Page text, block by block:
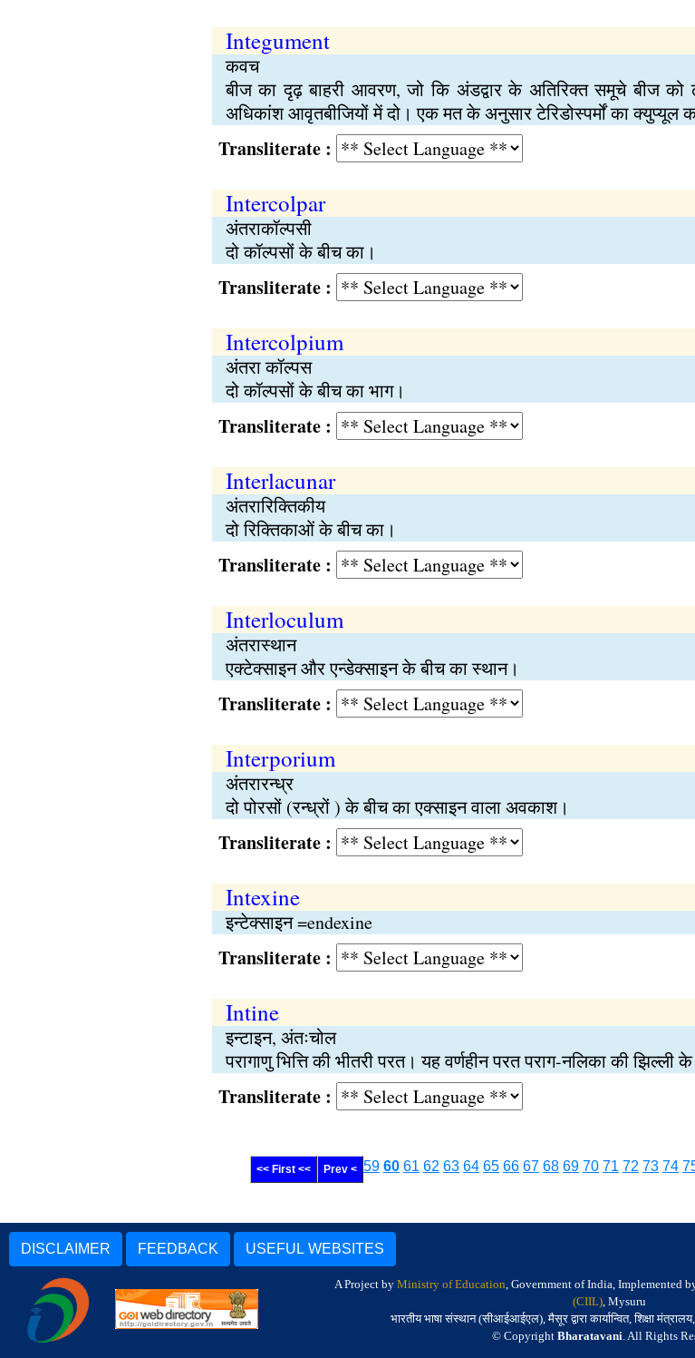
Integument
कवच
बीज का दृढ़ बाहरी आवरण, जो कि अंडद्वार के अतिरिक्त समूचे बीज
अधिकांश आवृतबीजियों में दो। एक मत के अनुसार टेरिडोस्पर्मों का क्युप्यूल
Transliterate :
Intercolpar
अंतराकॉल्पसी
दो कॉल्पसों के बीच का।
Transliterate :
Intercolpium
अंतरा कॉल्पस
दो कॉल्पसों के बीच का भाग।
Transliterate :
Interlacunar
अंतरारिक्तिकीय
दो रिक्तिकाओं के बीच का।
Transliterate :
Interloculum
अंतरास्थान
एक्टेक्साइन और एन्डेक्साइन के बीच का स्थान।
Transliterate :
Interporium
अंतरारन्ध्र
दो पोरसों (रन्ध्रों ) के बीच का एक्साइन वाला अवकाश।
Transliterate :
Intexine
इन्टेक्साइन =endexine
Transliterate :
Intine
इन्टाइन, अंतःचोल
परागाणु भित्ति की भीतरी परत। यह वर्णहीन परत पराग-नलिका की
Transliterate :
<< First << Prev < 59 60 61 62 63 64 65 66 67 68 69 70 71 72 73 74
DISCLAIMER FEEDBACK USEFUL WEBSITES
A Project by Ministry of Education, Government of India, Implemented
(CIIL), Mysuru
भारतीय भाषा संस्थान (सीआईआईएल), मैसूर द्वारा कार्यान्वित, शिक्षा
© Copyright Bharatavani. All Rights